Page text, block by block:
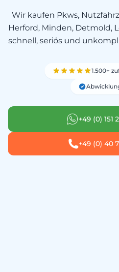
Wir kaufen Pkws,
Herford, Minden, Detmold,
schnell, seriös und
1.500+
+49 (0) 151
+49 (0) 40